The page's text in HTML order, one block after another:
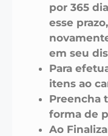
por 365
esse
em seu
Para
itens ao
Preencha
forma de
Ao